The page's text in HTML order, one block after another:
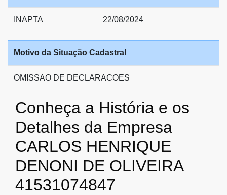
INAPTA 22/08/2024
Motivo da Situação Cadastral
OMISSAO DE DECLARACOES
Conheça a História e os
Detalhes da Empresa
CARLOS HENRIQUE
DENONI DE OLIVEIRA
41531074847